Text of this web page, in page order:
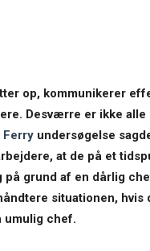
op, kommunikerer
Desværre er ikke
Ferry undersøgelse
at de på et
på grund af en dårlig
situationen, hvis
umulig chef.